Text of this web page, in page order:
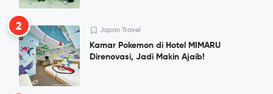
2 Japan Travel
Kamar Pokemon di Hotel MIMARU
Direnovasi, Jadi Makin Ajaib!